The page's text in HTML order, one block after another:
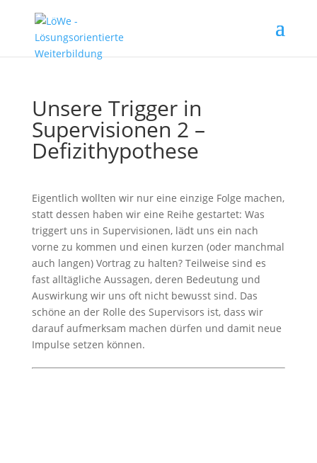
Unsere Trigger in
Supervisionen 2 –
Defizithypothese
Eigentlich wollten wir nur eine einzige Folge machen,
statt dessen haben wir eine Reihe gestartet: Was
triggert uns in Supervisionen, lädt uns ein nach
vorne zu kommen und einen kurzen (oder manchmal
auch langen) Vortrag zu halten? Teilweise sind es
fast alltägliche Aussagen, deren Bedeutung und
Auswirkung wir uns oft nicht bewusst sind. Das
schöne an der Rolle des Supervisors ist, dass wir
darauf aufmerksam machen dürfen und damit neue
Impulse setzen können.